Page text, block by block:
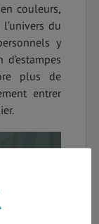
couleurs,
du
y
plus de
entrer